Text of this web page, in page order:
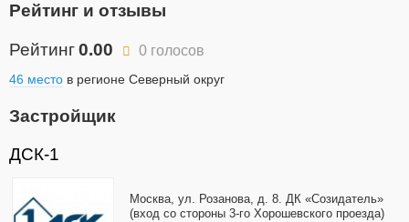
Рейтинг и отзывы
Рейтинг0.00 0 голосов
46 место в регионе Северный округ
Застройщик
ДСК-1
Москва, ул. Розанова, д. 8. ДК «Созидатель»
(вход со стороны 3-го Хорошевского проезда)